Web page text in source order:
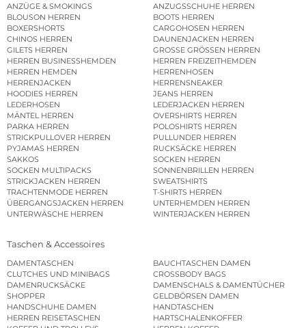
ANZÜGE & SMOKINGS
ANZUGSSCHUHE HERREN
BLOUSON HERREN
BOOTS HERREN
BOXERSHORTS
CARGOHOSEN HERREN
CHINOS HERREN
DAUNENJACKEN HERREN
GILETS HERREN
GROSSE GRÖSSEN HERREN
HERREN BUSINESSHEMDEN
HERREN FREIZEITHEMDEN
HERREN HEMDEN
HERRENHOSEN
HERRENJACKEN
HERRENSNEAKER
HOODIES HERREN
JEANS HERREN
LEDERHOSEN
LEDERJACKEN HERREN
MÄNTEL HERREN
OVERSHIRTS HERREN
PARKA HERREN
POLOSHIRTS HERREN
STRICKPULLOVER HERREN
PULLUNDER HERREN
PYJAMAS HERREN
RUCKSÄCKE HERREN
SAKKOS
SOCKEN HERREN
SOCKEN MULTIPACKS
SONNENBRILLEN HERREN
STRICKJACKEN HERREN
SWEATSHIRTS
TRACHTENMODE HERREN
T-SHIRTS HERREN
ÜBERGANGSJACKEN HERREN
UNTERHEMDEN HERREN
UNTERWÄSCHE HERREN
WINTERJACKEN HERREN
Taschen & Accessoires
DAMENTASCHEN
BAUCHTASCHEN DAMEN
CLUTCHES UND MINIBAGS
CROSSBODY BAGS
DAMENRUCKSÄCKE
DAMENSCHALS & DAMENTÜCHER
SHOPPER
GELDBÖRSEN DAMEN
HANDSCHUHE DAMEN
HANDTASCHEN
HERREN REISETASCHEN
HARTSCHALENKOFFER